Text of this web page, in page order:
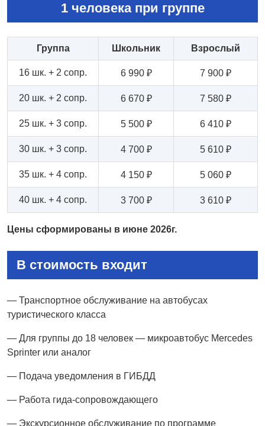
1 человека при группе
Группа Школьник Взрослый
16 шк. + 2 сопр. 6 990 ₽ 7 900 ₽
20 шк. + 2 сопр. 6 670 ₽ 7 580 ₽
25 шк. + 3 сопр. 5 500 ₽ 6 410 ₽
30 шк. + 3 сопр. 4 700 ₽ 5 610 ₽
35 шк. + 4 сопр. 4 150 ₽ 5 060 ₽
40 шк. + 4 сопр. 3 700 ₽ 3 610 ₽
Цены сформированы в июне 2026г.
В стоимость входит
— Транспортное обслуживание на автобусах
туристического класса
— Для группы до 18 человек — микроавтобус Mercedes
Sprinter или аналог
— Подача уведомления в ГИБДД
— Работа гида-сопровождающего
— Экскурсионное обслуживание по программе